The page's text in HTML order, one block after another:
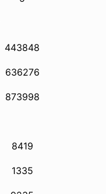
443848
636276
873998
8419
1335